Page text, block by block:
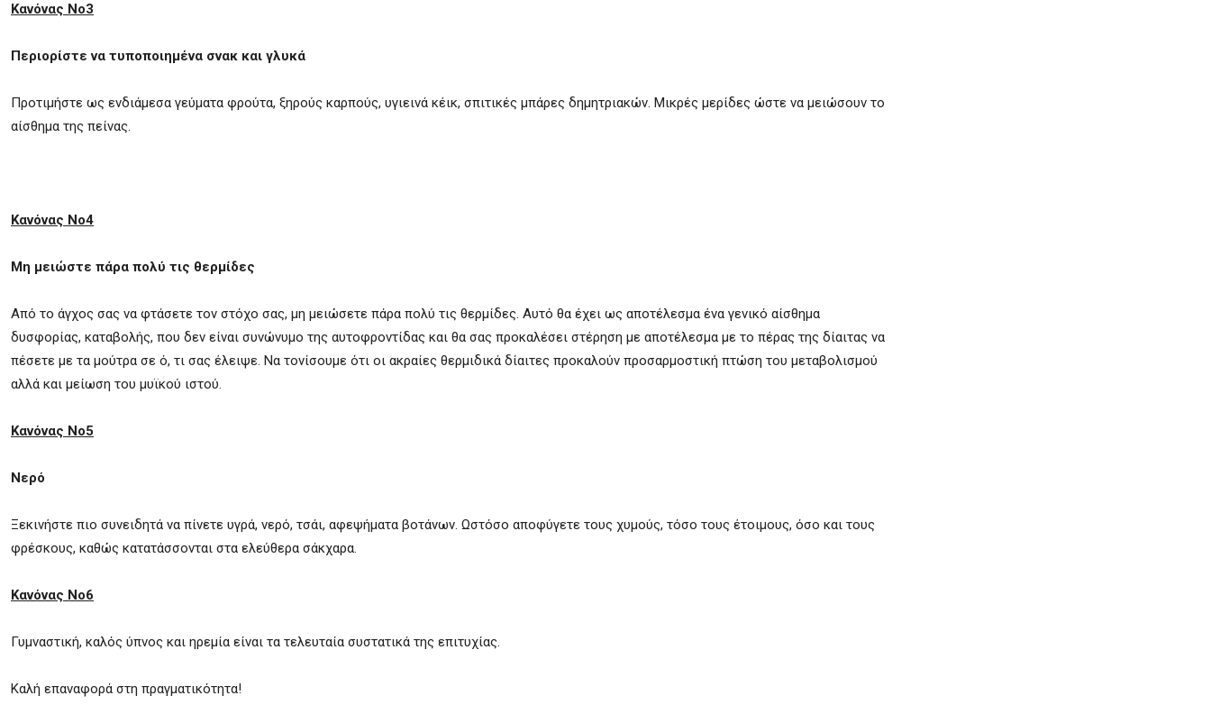
Κανόνας Νο3
Περιορίστε να τυποποιημένα σνακ και γλυκά
Προτιμήστε ως ενδιάμεσα γεύματα φρούτα, ξηρούς καρπούς, υγιεινά κέικ, σπιτικές μπάρες δημητριακών. Μικρές μερίδες ώστε να μειώσουν το
αίσθημα της πείνας.
Κανόνας Νο4
Μη μειώστε πάρα πολύ τις θερμίδες
Από το άγχος σας να φτάσετε τον στόχο σας, μη μειώσετε πάρα πολύ τις θερμίδες. Αυτό θα έχει ως αποτέλεσμα ένα γενικό αίσθημα
δυσφορίας, καταβολής, που δεν είναι συνώνυμο της αυτοφροντίδας και θα σας προκαλέσει στέρηση με αποτέλεσμα με το πέρας της δίαιτας να
πέσετε με τα μούτρα σε ό, τι σας έλειψε. Να τονίσουμε ότι οι ακραίες θερμιδικά δίαιτες προκαλούν προσαρμοστική πτώση του μεταβολισμού
αλλά και μείωση του μυϊκού ιστού.
Κανόνας Νο5
Νερό
Ξεκινήστε πιο συνειδητά να πίνετε υγρά, νερό, τσάι, αφεψήματα βοτάνων. Ωστόσο αποφύγετε τους χυμούς, τόσο τους έτοιμους, όσο και τους
φρέσκους, καθώς κατατάσσονται στα ελεύθερα σάκχαρα.
Κανόνας Νο6
Γυμναστική, καλός ύπνος και ηρεμία είναι τα τελευταία συστατικά της επιτυχίας.
Καλή επαναφορά στη πραγματικότητα!